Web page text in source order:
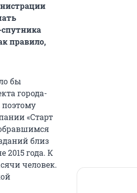
правило,
бы
города-
«Старт
близ
2015 года. К
человек.